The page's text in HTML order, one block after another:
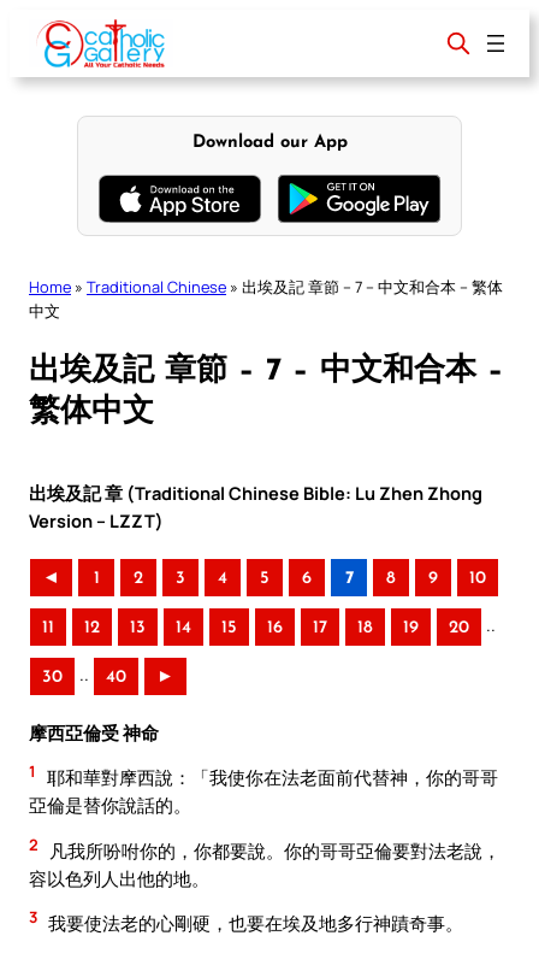
content
Download our App
Home » Traditional Chinese » 出埃及記 章節 – 7 – 中文和合本 – 繁体
中文
出埃及記 章節 – 7 – 中文和合本 –
繁体中文
出埃及記 章 (Traditional Chinese Bible: Lu Zhen Zhong
Version – LZZT)
◄ 1 2 3 4 5 6 7 8 9 10
11 12 13 14 15 16 17 18 19 20 ..
30 .. 40 ►
摩西亞倫受 神命
1
耶和華對摩西說：「我使你在法老面前代替神，你的哥哥
亞倫是替你說話的。
2
凡我所吩咐你的，你都要說。你的哥哥亞倫要對法老說，
容以色列人出他的地。
3 我要使法老的心剛硬，也要在埃及地多行神蹟奇事。